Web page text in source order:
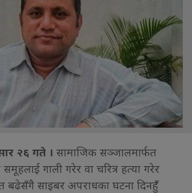
२६ गते । सामाजिक सञ्जालमार्फत
गाली गरेर वा चरित्र हत्या गरेर
बढेसँगै साइबर अपराधका घटना दिनहुंँ